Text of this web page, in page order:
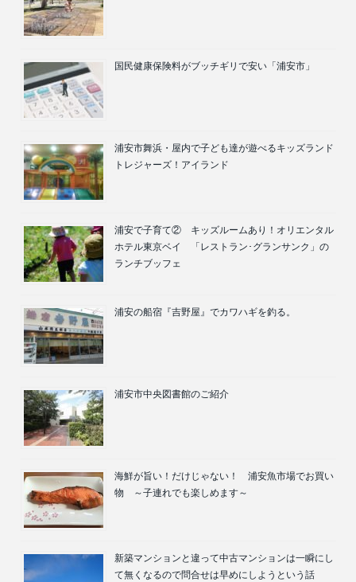
国民健康保険料がブッチギリで安い「浦安市」
浦安市舞浜・屋内で子ども達が遊べるキッズランド
トレジャーズ！アイランド
浦安で子育て② キッズルームあり！オリエンタル
ホテル東京ベイ 「レストラン･グランサンク」の
ランチブッフェ
浦安の船宿『吉野屋』でカワハギを釣る。
浦安市中央図書館のご紹介
海鮮が旨い！だけじゃない！ 浦安魚市場でお買い
物 ～子連れでも楽しめます～
新築マンションと違って中古マンションは一瞬にし
て無くなるので問合せは早めにしようという話